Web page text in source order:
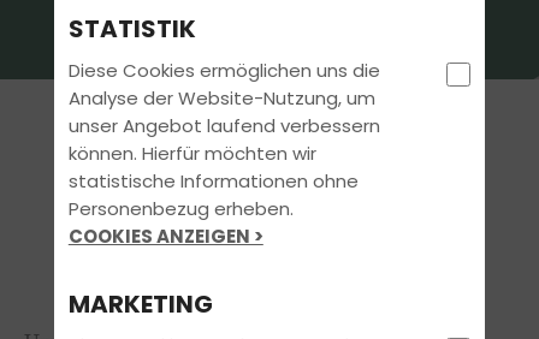
MPU-Vorbereitung
MPU - Die richtige
STATISTIK
Diese Cookies ermöglichen uns die
Analyse der Website-Nutzung, um
unser Angebot laufend verbessern
können. Hierfür möchten wir
statistische Informationen ohne
Personenbezug erheben.
COOKIES ANZEIGEN >
MARKETING